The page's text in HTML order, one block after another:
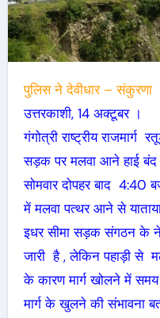
पुलिस ने देवीधार – संकुरणा
उत्तरकाशी, 14 अक्टूबर ।
गंगोत्री राष्ट्रीय राजमार्ग
सड़क पर मलवा आने हाई बंद
सोमवार दोपहर बाद 4:40
में मलवा पत्थर आने से
इधर सीमा सड़क संगठन के ने
जारी है , लेकिन पहाड़ी से
के कारण मार्ग खोलने में
मार्ग के खुलने की संभावना